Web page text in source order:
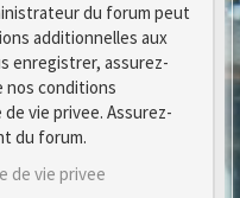
du forum peut
additionnelles aux
enregistrer, assurez-
nos conditions
vie privee. Assurez-
du forum.
de vie privee